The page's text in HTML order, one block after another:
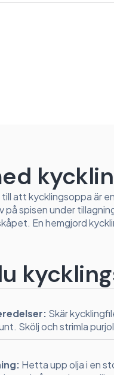
att kycklingsoppa är
spisen under
En hemgjord
Skär
Skölj och strimla
Hetta upp olja i en